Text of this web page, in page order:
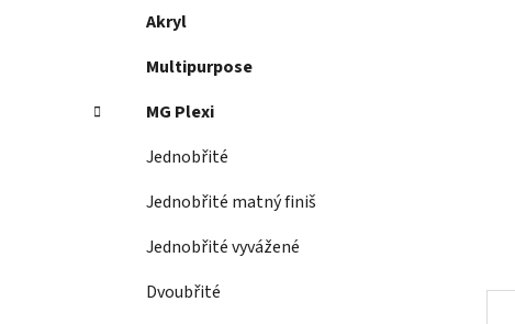
a
r
Akryl
Multipurpose
MG Plexi
Jednobřité
Jednobřité matný finiš
Jednobřité vyvážené
Dvoubřité